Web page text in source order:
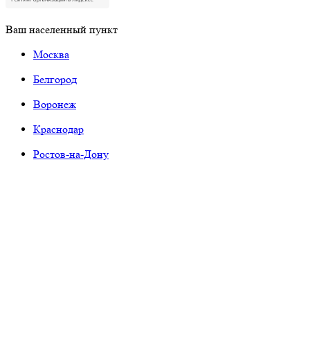
Ваш населенный пункт
Москва
Белгород
Воронеж
Краснодар
Ростов-на-Дону